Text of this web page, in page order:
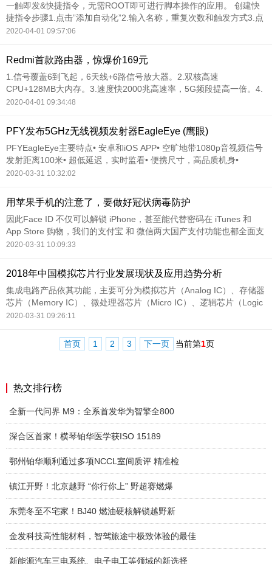
一触即发&快捷指令，无需ROOT即可进行脚本操作的应用。 创建快
捷指令步骤1.点击”添加自动化”2.输入名称，重复次数和触发方式3.点
击悬浮按钮，并点击选择对应功能4.点击返回，修改指令间延时或备
标2.时间触发:时
2020-04-01 09:57:06
Redmi首款路由器，惊爆价169元
1.信号覆盖6到飞起，6天线+6路信号放大器。2.双核高速
CPU+128MB大内存。3.速度快2000兆高速率，5G频段提高一倍。4.
内置游戏加速，多平台游戏畅玩。5.小米智能家居免密连接。
2020-04-01 09:34:48
PFY发布5GHz无线视频发射器EagleEye (鹰眼)
PFYEagleEye主要特点• 安卓和iOS APP• 空旷地带1080p音视频信号
发射距离100米• 超低延迟，实时监看• 便携尺寸，高品质机身•
3500mAh可更换锂电池，最长续航4小时• 专业监看功能：灰阶、
2020-03-31 10:32:02
用苹果手机的注意了，要做好冠状病毒防护
因此Face ID 不仅可以解锁 iPhone，甚至能代替密码在 iTunes 和
App Store 购物，我们的支付宝 和 微信两大国产支付功能也都全面支
持 Face ID 替代输入密码支付。
2020-03-31 10:09:33
2018年中国模拟芯片行业发展现状及应用趋势分析
集成电路产品依其功能，主要可分为模拟芯片（Analog IC）、存储器
芯片（Memory IC）、微处理器芯片（Micro IC）、逻辑芯片（Logic
IC）。模拟芯片是处理连续性的光、声音、速度、温度等自然模拟信
2020-03-31 09:26:11
首页 1 2 3 下一页 当前第1页
热文排行榜
全新一代问界 M9：全系首发华为智擎全800
深合区首家！横琴铂华医学获ISO 15189
鄂州铂华顺利通过多项NCCL室间质评 精准检
镇江开野！北京越野 “你行你上” 野超赛燃爆
东莞冬至不宅家！BJ40 燃油硬核解锁越野新
金发科技高性能材料，智驾旅途中极致体验的最佳
新能源汽车三电系统、电子电工等领域的新选择